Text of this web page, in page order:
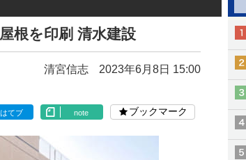
根を印刷 清水建設
清宮信志 2023年6月8日 15:00
はてブ note ブックマーク